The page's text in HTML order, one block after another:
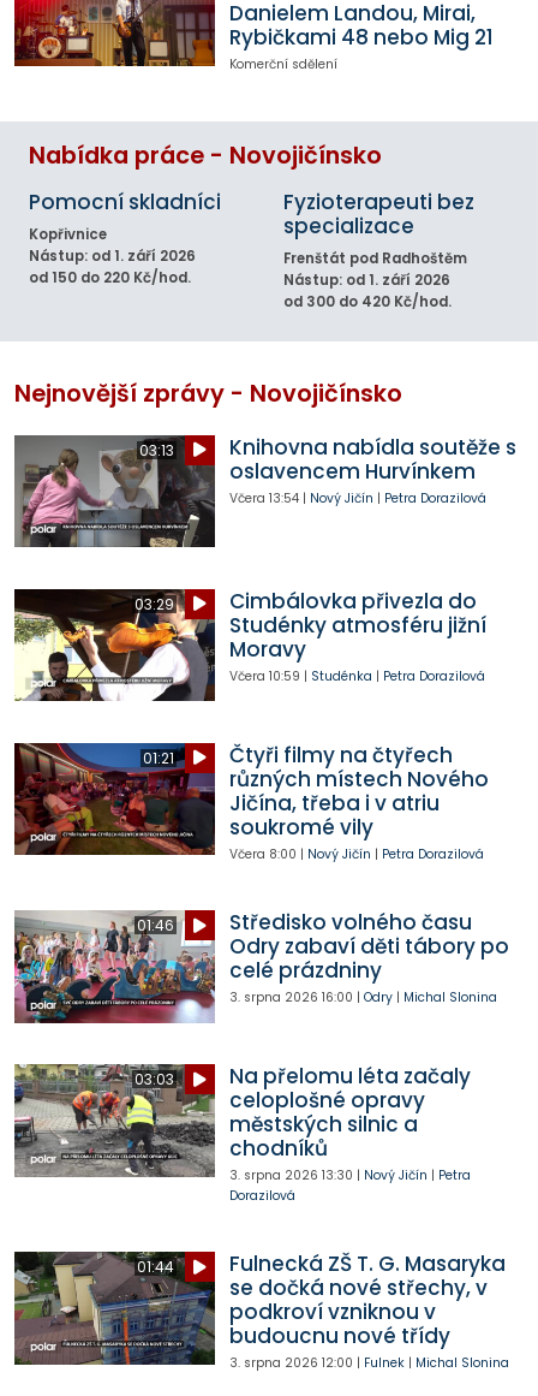
Danielem Landou, Mirai,
Rybičkami 48 nebo Mig 21
Komerční sdělení
Nabídka práce - Novojičínsko
Pomocní skladníci
Kopřivnice
Nástup: od 1. září 2026
od 150 do 220 Kč/hod.
Fyzioterapeuti bez
specializace
Frenštát pod Radhoštěm
Nástup: od 1. září 2026
od 300 do 420 Kč/hod.
Nejnovější zprávy - Novojičínsko
03:13
Knihovna nabídla soutěže s
oslavencem Hurvínkem
Včera 13:54| Nový Jičín | Petra Dorazilová
03:29
Cimbálovka přivezla do
Studénky atmosféru jižní
Moravy
Včera 10:59 | Studénka | Petra Dorazilová
01:21
Čtyři filmy na čtyřech
různých místech Nového
Jičína, třeba i v atriu
soukromé vily
Včera 8:00 | Nový Jičín | Petra Dorazilová
01:46
Středisko volného času
Odry zabaví děti tábory po
celé prázdniny
3. srpna 2026 16:00 | Odry| Michal Slonina
03:03
Na přelomu léta začaly
celoplošné opravy
městských silnic a
chodníků
3. srpna 2026 13:30 | Nový Jičín | Petra
Dorazilová
01:44
Fulnecká ZŠ T. G. Masaryka
se dočká nové střechy, v
podkroví vzniknou v
budoucnu nové třídy
3. srpna 2026 12:00 | Fulnek| Michal Slonina